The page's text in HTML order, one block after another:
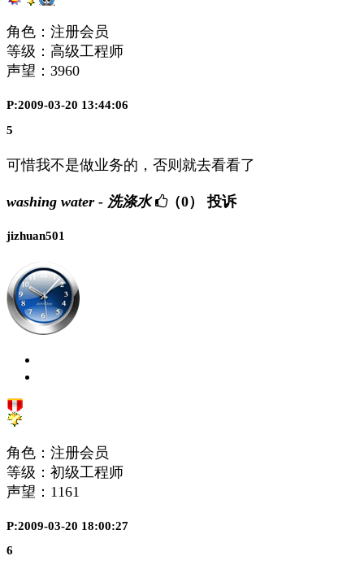
角色：注册会员
等级：高级工程师
声望： 3960
P:2009-03-20 13:44:06
5
可惜我不是做业务的，否则就去看看了
washing water - 洗涤水 （0） 投诉
jizhuan501
角色：注册会员
等级：初级工程师
声望： 1161
P:2009-03-20 18:00:27
6